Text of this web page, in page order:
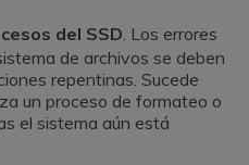
del SSD. Los errores
de archivos se deben
repentinas. Sucede
un proceso de formateo o
el sistema aún está